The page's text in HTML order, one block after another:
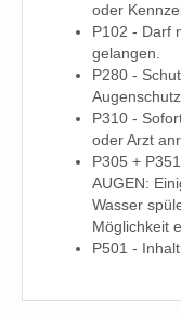
oder
P102 - Darf
gelangen.
P280 -
P310 -
oder Arzt
P305 +
AUGEN:
Wasser
Möglichkeit
P501 -